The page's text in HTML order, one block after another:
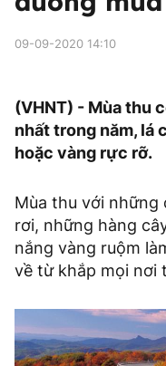
09-09-2020 14:10
(VHNT) - Mùa thu
nhất trong năm, lá
hoặc vàng rực rỡ.
Mùa thu với những
rơi, những hàng
nắng vàng ruộm
về từ khắp mọi nơi